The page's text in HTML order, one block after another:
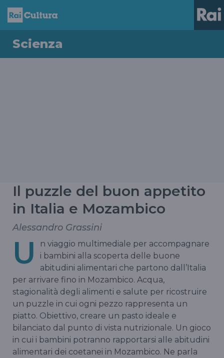
Scienza
Il puzzle del buon appetito
in Italia e Mozambico
Alessandro Grassini
U
n viaggio multimediale per accompagnare
i bambini alla scoperta delle buone
abitudini alimentari che partono dall’Italia
per arrivare fino in Mozambico. Acqua,
stagionalità degli alimenti e salute per ricostruire
un puzzle in cui ogni pezzo rappresenta un
piatto. Obiettivo, creare un pasto ideale e
bilanciato dal punto di vista nutrizionale. Un gioco
in cui i bambini potranno rapportarsi alle abitudini
alimentari dei coetanei in Mozambico. Ne parla